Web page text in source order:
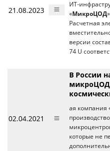
21.08.2023
ИТ-
«МикроЦОД
Расчетная
версии
74 U
02.04.2021
В России
ая компания
которые не